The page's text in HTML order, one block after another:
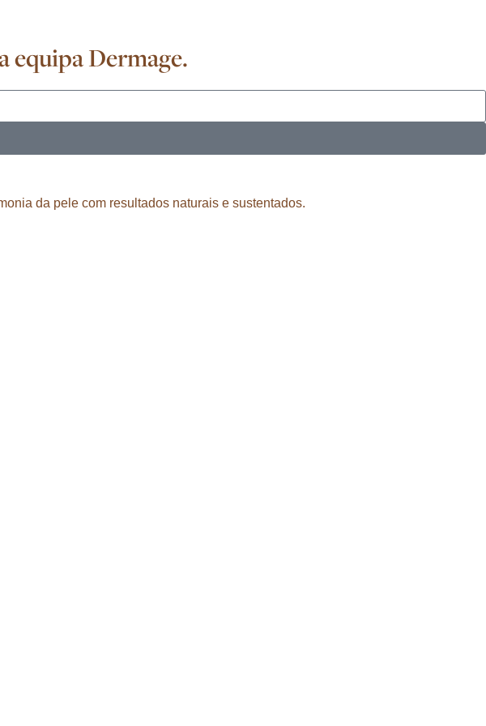
equipa Dermage.
da pele com resultados naturais e sustentados.